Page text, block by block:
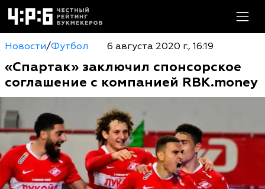
Новости/Футбол 6 августа 2020 г., 16:19
«Спартак» заключил спонсорское
соглашение с компанией RBK.money